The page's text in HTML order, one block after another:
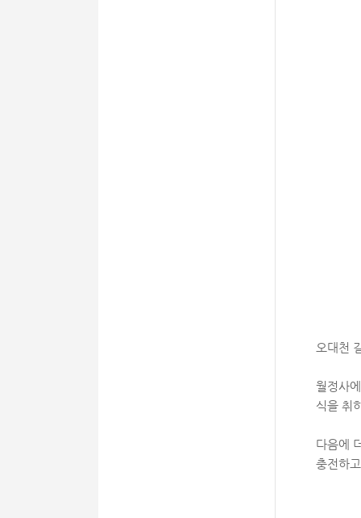
오대천
월정사
식을 취
다음에
충전하